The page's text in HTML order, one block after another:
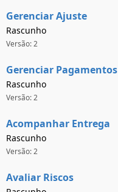
Gerenciar Ajuste
Rascunho
Versão: 2
Gerenciar Pagamentos
Rascunho
Versão: 2
Acompanhar Entrega
Rascunho
Versão: 2
Avaliar Riscos